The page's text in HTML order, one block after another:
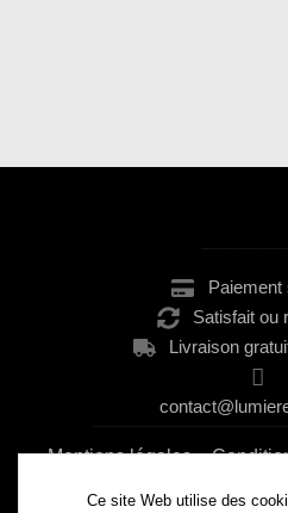
Satisfait ou
Livraison
Mentions légales–
Ce site Web utilise des